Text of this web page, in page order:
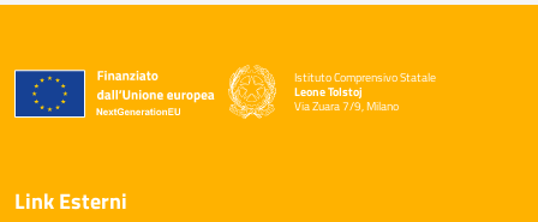
Istituto Comprensivo Statale
Leone Tolstoj
Via Zuara 7/9, Milano
— Visita la pagina iniziale della scuola
Link Esterni